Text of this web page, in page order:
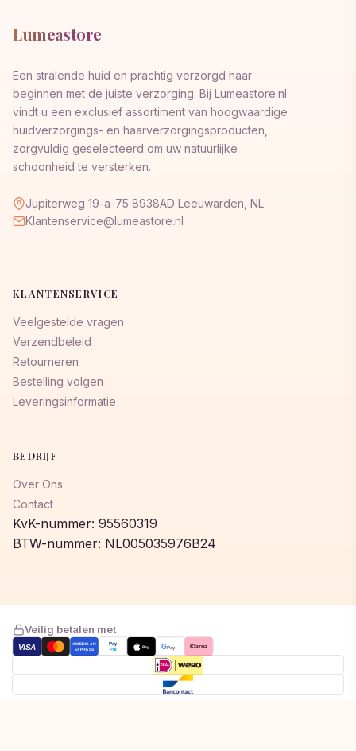
Lumeastore
Een stralende huid en prachtig verzorgd haar
beginnen met de juiste verzorging. Bij Lumeastore.nl
vindt u een exclusief assortiment van hoogwaardige
huidverzorgings- en haarverzorgingsproducten,
zorgvuldig geselecteerd om uw natuurlijke
schoonheid te versterken.
Jupiterweg 19-a-75 8938AD Leeuwarden, NL
Klantenservice@lumeastore.nl
KLANTENSERVICE
Veelgestelde vragen
Verzendbeleid
Retourneren
Bestelling volgen
Leveringsinformatie
BEDRIJF
Over Ons
Contact
KvK-nummer: 95560319
BTW-nummer: NL005035976B24
Veilig betalen met
VISA
AMERICAN
EXPRESS
Pay
Pal Pay GPay Klarna